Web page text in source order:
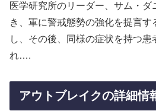
医学研究所のリーダー、サム・ダ
き、軍に警戒態勢の強化を提言
し、その後、同様の症状を持つ
れ….
アウトブレイクの詳細情